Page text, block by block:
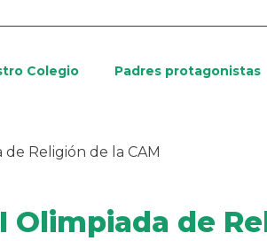
Colegio Padres protagonistas
de Religión de la CAM
I Olimpiada de